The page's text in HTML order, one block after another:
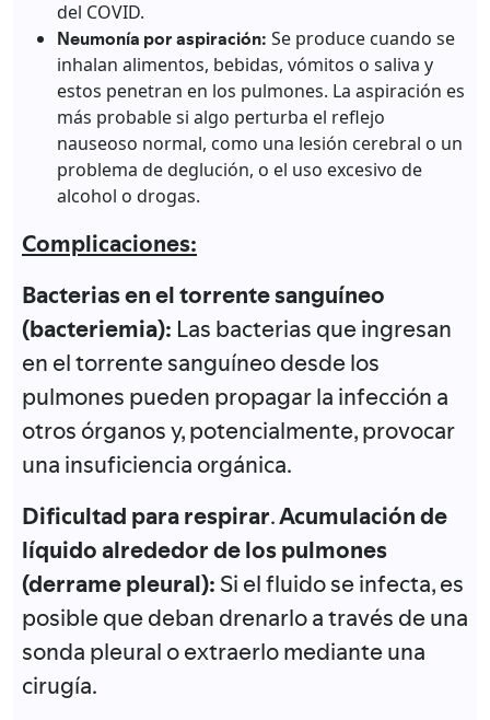
del COVID.
Neumonía por aspiración: Se produce cuando se
inhalan alimentos, bebidas, vómitos o saliva y
estos penetran en los pulmones. La aspiración es
más probable si algo perturba el reflejo
nauseoso normal, como una lesión cerebral o un
problema de deglución, o el uso excesivo de
alcohol o drogas.
Complicaciones:
Bacterias en el torrente sanguíneo
(bacteriemia): Las bacterias que ingresan
en el torrente sanguíneo desde los
pulmones pueden propagar la infección a
otros órganos y, potencialmente, provocar
una insuficiencia orgánica.
Dificultad para respirar.Acumulación de
líquido alrededor de los pulmones
(derrame pleural): Si el fluido se infecta, es
posible que deban drenarlo a través de una
sonda pleural o extraerlo mediante una
cirugía.